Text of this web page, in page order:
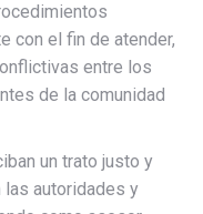
con el fin de atender,
entre los
de la comunidad
un trato justo y
autoridades y